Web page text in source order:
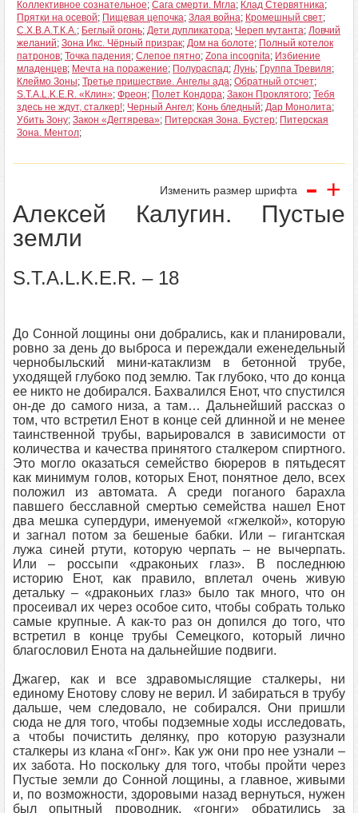
Коллективное сознательное; Сага смерти. Мгла; Клад Стервятника;
Прятки на осевой; Пищевая цепочка; Злая война; Кромешный свет;
С.Х.В.А.Т.К.А.; Беглый огонь; Дети дупликатора; Череп мутанта; Ловчий
желаний; Зона Икс. Чёрный призрак; Дом на болоте; Полный котелок
патронов; Точка падения; Слепое пятно; Zona incognita; Избиение
младенцев; Мечта на поражение; Полураспад; Лунь; Группа Тревиля;
Клеймо Зоны; Третье пришествие. Ангелы ада; Обратный отсчет;
S.T.A.L.K.E.R. «Клин»; Фреон; Полет Кондора; Закон Проклятого; Тебя
здесь не ждут, сталкер!; Черный Ангел; Конь бледный; Дар Монолита;
Убить Зону; Закон «Дегтярева»; Питерская Зона. Бустер; Питерская
Зона. Ментол;
Изменить размер шрифта - +
Алексей Калугин. Пустые
земли
S.T.A.L.K.E.R. – 18
До Сонной лощины они добрались, как и планировали,
ровно за день до выброса и переждали еженедельный
чернобыльский мини-катаклизм в бетонной трубе,
уходящей глубоко под землю. Так глубоко, что до конца
ее никто не добирался. Бахвалился Енот, что спустился
он-де до самого низа, а там… Дальнейший рассказ о
том, что встретил Енот в конце сей длинной и не менее
таинственной трубы, варьировался в зависимости от
количества и качества принятого сталкером спиртного.
Это могло оказаться семейство бюреров в пятьдесят
как минимум голов, которых Енот, понятное дело, всех
положил из автомата. А среди поганого барахла
павшего бесславной смертью семейства нашел Енот
два мешка супердури, именуемой «гжелкой», которую
и загнал потом за бешеные бабки. Или – гигантская
лужа синей ртути, которую черпать – не вычерпать.
Или – россыпи «драконьих глаз». В последнюю
историю Енот, как правило, вплетал очень живую
детальку – «драконьих глаз» было так много, что он
просеивал их через особое сито, чтобы собрать только
самые крупные. А как-то раз он допился до того, что
встретил в конце трубы Семецкого, который лично
благословил Енота на дальнейшие подвиги.
Джагер, как и все здравомыслящие сталкеры, ни
единому Енотову слову не верил. И забираться в трубу
дальше, чем следовало, не собирался. Они пришли
сюда не для того, чтобы подземные ходы исследовать,
а чтобы почистить делянку, про которую разузнали
сталкеры из клана «Гонг». Как уж они про нее узнали –
их забота. Но поскольку для того, чтобы пройти через
Пустые земли до Сонной лощины, а главное, живыми
и, по возможности, здоровыми назад вернуться, нужен
был опытный проводник, «гонги» обратились за